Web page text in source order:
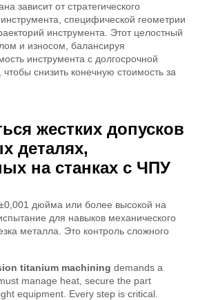
зависит от стратегического
специфической геометрии
инструмента. Этот целостный
и износом, балансируя
инструмента с долгосрочной
снизить конечную стоимость за
жестких допусков
деталях,
на станках с ЧПУ
дюйма или более высокой на
для навыков механического
металла. Это контроль сложного
titanium machining demands a
manage heat, secure the part
equipment. Every step is critical.